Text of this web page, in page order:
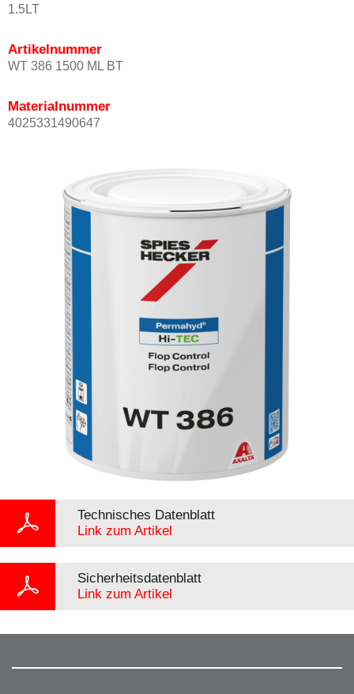
1.5LT
Artikelnummer
WT 386 1500 ML BT
Materialnummer
4025331490647
Technisches Datenblatt
Link zum Artikel
Sicherheitsdatenblatt
Link zum Artikel